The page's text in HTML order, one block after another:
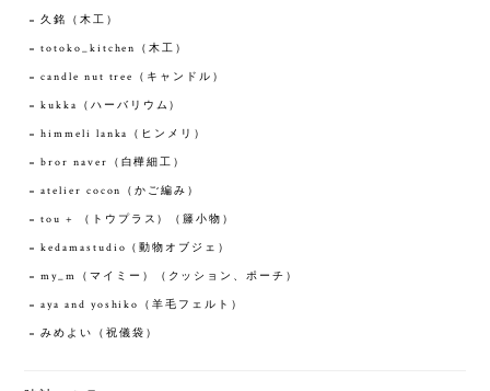
久銘（木工）
totoko_kitchen（木工）
candle nut tree（キャンドル）
kukka（ハーバリウム）
himmeli lanka（ヒンメリ）
bror naver（白樺細工）
atelier cocon（かご編み）
tou + （トウプラス）（籐小物）
kedamastudio（動物オブジェ）
my_m（マイミー）（クッション、ポーチ）
aya and yoshiko（羊毛フェルト）
みめよい（祝儀袋）